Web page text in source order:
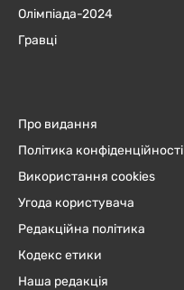
Олімпіада-2024
Гравці
Про видання
Політика конфіденційності
Використання cookies
Угода користувача
Редакційна політика
Кодекс етики
Наша редакція